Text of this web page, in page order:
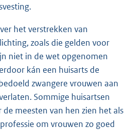
het verstrekken van
zoals die gelden voor
niet in de wet opgenomen
kán een huisarts de
zwangere vrouwen aan
Sommige huisartsen
meesten van hen zien het als
om vrouwen zo goed